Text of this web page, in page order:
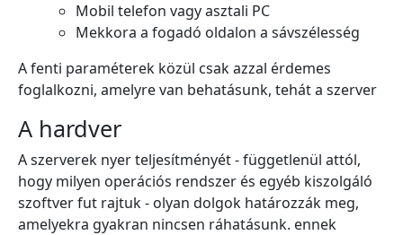
Mobil telefon vagy asztali PC
Mekkora a fogadó oldalon a sávszélesség
A fenti paraméterek közül csak azzal érdemes
foglalkozni, amelyre van behatásunk, tehát a szerver
A hardver
A szerverek nyer teljesítményét - függetlenül attól,
hogy milyen operációs rendszer és egyéb kiszolgáló
szoftver fut rajtuk - olyan dolgok határozzák meg,
amelyekra gyakran nincsen ráhatásunk. ennek